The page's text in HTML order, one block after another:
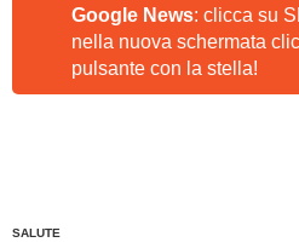
Google News: clicca su
nella nuova schermata
pulsante con la stella!
SALUTE